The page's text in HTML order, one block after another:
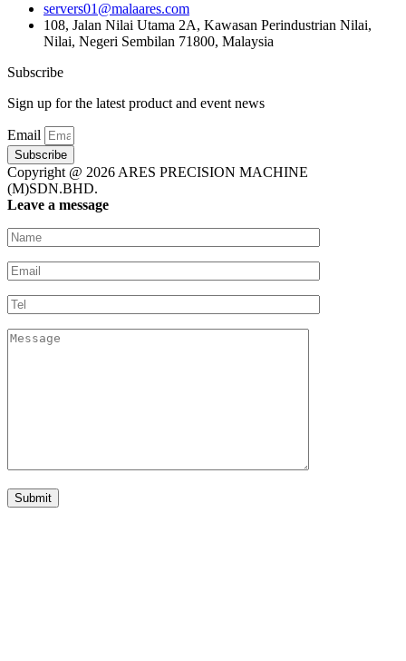
servers01@malaares.com
108, Jalan Nilai Utama 2A, Kawasan Perindustrian Nilai,
Nilai, Negeri Sembilan 71800, Malaysia
Subscribe
Sign up for the latest product and event news
Email
Subscribe
Copyright @ 2026 ARES PRECISION MACHINE
(M)SDN.BHD.
Leave a message